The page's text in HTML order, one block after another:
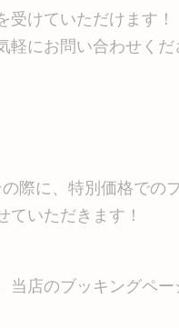
けていただけます！
にお問い合わせくだ
際に、特別価格での
いただきます！
店のブッキングペー